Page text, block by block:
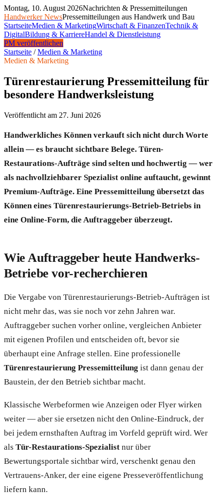
Montag, 10. August 2026Nachrichten & Pressemitteilungen
Handwerker NewsPressemitteilungen aus Handwerk und Bau
StartseiteMedien & MarketingWirtschaft & FinanzenTechnik &
DigitalBildung & KarriereHandel & Dienstleistung
PM veröffentlichen
Startseite /Medien & Marketing
Medien & Marketing
Türenrestaurierung Pressemitteilung für
besondere Handwerksleistung
Veröffentlicht am 27. Juni 2026
Handwerkliches Können verkauft sich nicht durch Worte
allein — es braucht sichtbare Belege. Türen-
Restaurations-Aufträge sind selten und hochwertig — wer
als nachvollziehbarer Spezialist online auftaucht, gewinnt
Premium-Aufträge. Eine Pressemitteilung übersetzt das
Können eines Türenrestaurierungs-Betrieb-Betriebs in
eine Online-Form, die Auftraggeber überzeugt.
Wie Auftraggeber heute Handwerks-
Betriebe vor-recherchieren
Die Vergabe von Türenrestaurierungs-Betrieb-Aufträgen ist
nicht mehr das, was sie noch vor zehn Jahren war.
Auftraggeber suchen vorher online, vergleichen Anbieter
mit eigenen Profilen und entscheiden oft, bevor sie
überhaupt eine Anfrage stellen. Eine professionelle
Türenrestaurierung Pressemitteilung ist dann genau der
Baustein, der den Betrieb sichtbar macht.
Klassische Werbeformen wie Anzeigen oder Flyer wirken
weiter — aber sie ersetzen nicht den Online-Eindruck, der
bei jedem ernsthaften Auftrag im Vorfeld geprüft wird. Wer
als Tür-Restaurations-Spezialist nur über
Bewertungsportale sichtbar wird, verschenkt genau den
Vertrauens-Anker, der eine eigene Presseveröffentlichung
liefern kann.